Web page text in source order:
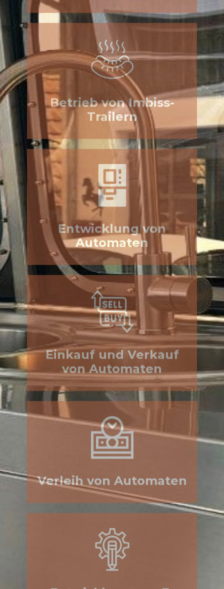
Betrieb von Imbiss-
Trailern
Entwicklung von
Automaten
Einkauf und Verkauf
von Automaten
Verleih von Automaten
Entwicklung von E-
Imbiss®-Konzepten